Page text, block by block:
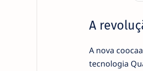
A
A nova
tecnologia